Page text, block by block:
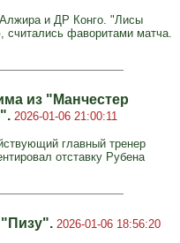
Алжира и ДР Конго. "Лисы
считались фаворитами матча.
из "Манчестер
2026-01-06 21:00:11
главный тренер
отставку Рубена
2026-01-06 18:56:20